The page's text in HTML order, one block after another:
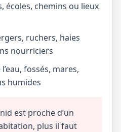
écoles, chemins ou lieux
ruchers, haies
nourriciers
fossés, mares,
humides
est proche d’un
plus il faut